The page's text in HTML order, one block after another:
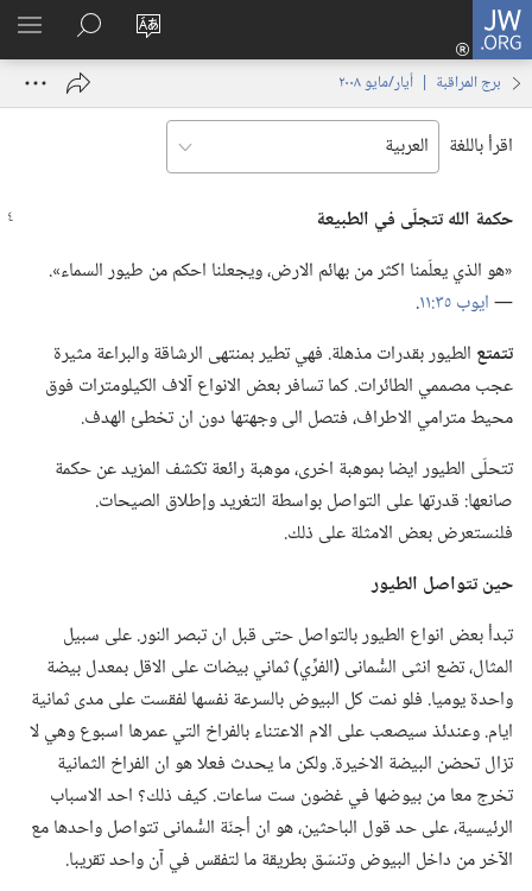
JW.ORG
تغيير
الموقع
تسجيل
الدخول
نافذة
البحث
في
JW.‎ORG
برج المراقبة | ‏‎أيار/مايو‏ ‏‎٢٠٠٨‏
اقرأ باللغة
حكمة الله تتجلّى في الطبيعة
‏«هو الذي يعلّمنا اكثر من بهائم الارض،‏ ويجعلنا احكم من طيور السماء».‏
—‏ايوب ٣٥:‏١١
‏.‏
تتمتع الطيور بقدرات مذهلة.‏ فهي تطير بمنتهى الرشاقة والبراعة مثيرة
عجب مصممي الطائرات.‏ كما تسافر بعض الانواع آلاف الكيلومترات فوق
محيط مترامي الاطراف،‏ فتصل الى وجهتها دون ان تخطئ الهدف.‏
تتحلّى الطيور ايضا بموهبة اخرى،‏ موهبة رائعة تكشف المزيد عن حكمة
صانعها:‏ قدرتها على التواصل بواسطة التغريد وإطلاق الصيحات.‏
فلنستعرض بعض الامثلة على ذلك.‏
حين تتواصل الطيور
تبدأ بعض انواع الطيور بالتواصل حتى قبل ان تبصر النور.‏ على سبيل
المثال،‏ تضع انثى السُّمانى (‏الفرِّي)‏ ثماني بيضات على الاقل بمعدل بيضة
واحدة يوميا.‏ فلو نمت كل البيوض بالسرعة نفسها لفقست على مدى ثمانية
ايام.‏ وعندئذ سيصعب على الام الاعتناء بالفراخ التي عمرها اسبوع وهي لا
تزال تحضن البيضة الاخيرة.‏ ولكن ما يحدث فعلا هو ان الفراخ الثمانية
تخرج معا من بيوضها في غضون ست ساعات.‏ كيف ذلك؟‏ احد الاسباب
الرئيسية،‏ على حد قول الباحثين،‏ هو ان أجنّة السُّمانى تتواصل واحدها مع
الآخر من داخل البيوض وتنسّق بطريقة ما لتفقس في آن واحد تقريبا.‏